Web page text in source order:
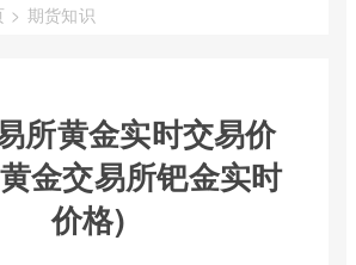
> 期货知识
所黄金实时交易价
金交易所钯金实时
价格)